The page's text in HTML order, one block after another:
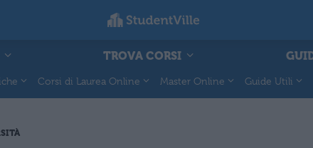
TROVA CORSI
Corsi di Laurea Online Master Online Guide Utili